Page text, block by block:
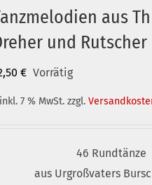
aus
und Rutscher
€ Vorrätig
inkl. 7 % MwSt. zzgl.
46 Rundtänze
aus Urgroßvaters